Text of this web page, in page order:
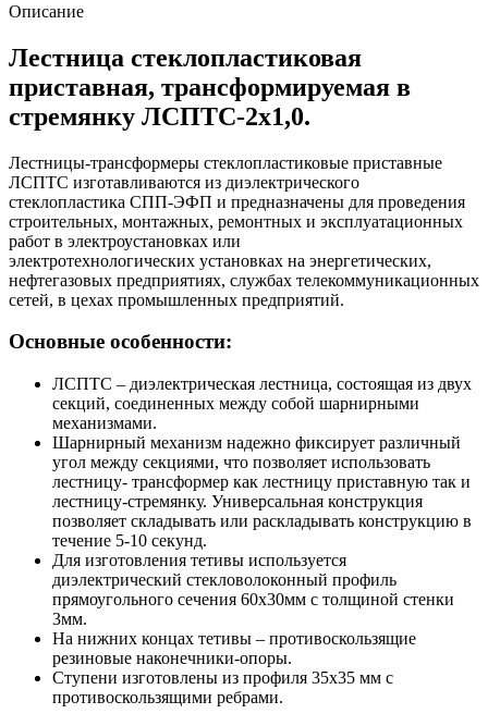
Описание
Лестница стеклопластиковая
приставная, трансформируемая в
стремянку ЛСПТС-2х1,0.
Лестницы-трансформеры стеклопластиковые приставные
ЛСПТC изготавливаются из диэлектрического
стеклопластика СПП-ЭФП и предназначены для проведения
строительных, монтажных, ремонтных и эксплуатационных
работ в электроустановках или
электротехнологических установках на энергетических,
нефтегазовых предприятиях, службах телекоммуникационных
сетей, в цехах промышленных предприятий.
Основные особенности:
ЛСПТС – диэлектрическая лестница, состоящая из двух
секций, соединенных между собой шарнирными
механизмами.
Шарнирный механизм надежно фиксирует различный
угол между секциями, что позволяет использовать
лестницу- трансформер как лестницу приставную так и
лестницу-стремянку. Универсальная конструкция
позволяет складывать или раскладывать конструкцию в
течение 5-10 секунд.
Для изготовления тетивы используется
диэлектрический стекловолоконный профиль
прямоугольного сечения 60х30мм с толщиной стенки
3мм.
На нижних концах тетивы – противоскользящие
резиновые наконечники-опоры.
Ступени изготовлены из профиля 35х35 мм с
противоскользящими ребрами.